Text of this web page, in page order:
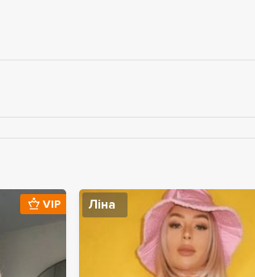
VIP Ліна